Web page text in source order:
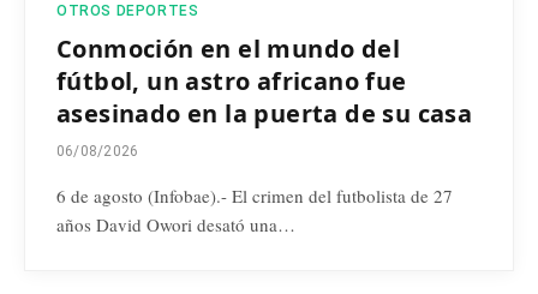
OTROS DEPORTES
Conmoción en el mundo del
fútbol, un astro africano fue
asesinado en la puerta de su casa
06/08/2026
6 de agosto (Infobae).- El crimen del futbolista de 27
años David Owori desató una…